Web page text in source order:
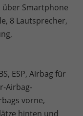
über Smartphone
8 Lautsprecher,
ESP, Airbag für
Airbag-
vorne,
hinten und